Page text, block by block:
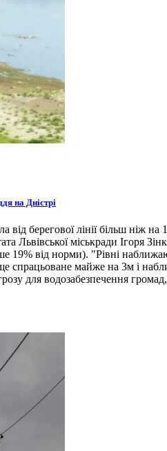
на Дністрі
берегової лінії більш ніж
Львівської міськради Ігоря
19% від норми). "Рівні
майже на 3м і
для водозабезпечення